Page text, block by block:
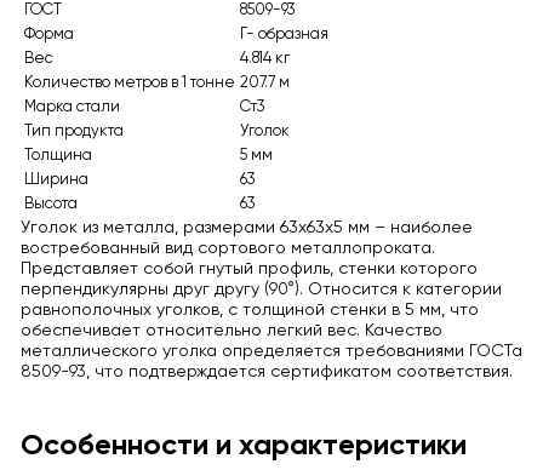
ГОСТ
8509-93
Форма
Г- образная
Вес
4.814 кг
Количество метров в 1 тонне 207.7 м
Марка стали
Ст3
Тип продукта
Уголок
Толщина
5 мм
Ширина
63
Высота
63
Уголок из металла, размерами 63х63х5 мм – наиболее
востребованный вид сортового металлопроката.
Представляет собой гнутый профиль, стенки которого
перпендикулярны друг другу (90°). Относится к категории
равнополочных уголков, с толщиной стенки в 5 мм, что
обеспечивает относительно легкий вес. Качество
металлического уголка определяется требованиями ГОСТа
8509-93, что подтверждается сертификатом соответствия.
Особенности и характеристики